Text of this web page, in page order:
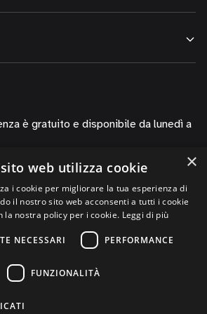
è gratuito e disponibile da lunedì a
(via Whatsapp)
×
web utilizza cookie
i cookie per migliorare la tua esperienza di
il nostro sito web acconsenti a tutti i cookie
la nostra policy per i cookie. Leggi di più
NECESSARI PERFORMANCE
FUNZIONALITÀ